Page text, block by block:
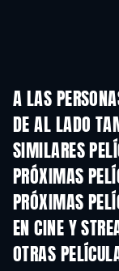
A LAS
DE AL LADO
SIMILARES
PRÓXIMAS
PRÓXIMAS
EN CINE Y
OTRAS